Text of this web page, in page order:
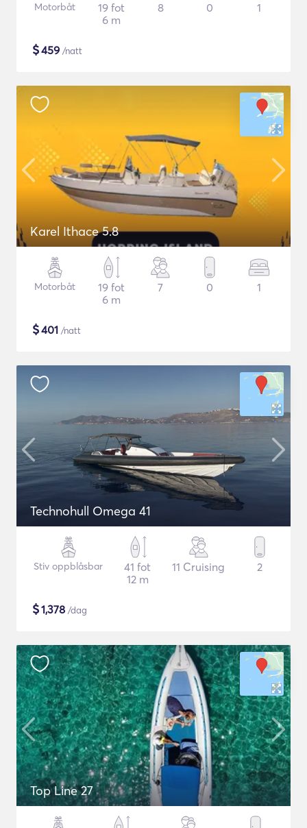
Motorbåt
19 fot
6 m
8 0 1
$459 /natt
Karel Ithace 5.8
Motorbåt
19 fot
6 m
7 0 1
$401 /natt
Technohull Omega 41
Stiv oppblåsbar
41 fot
12 m
11 Cruising 2
$1,378 /dag
Top Line 27